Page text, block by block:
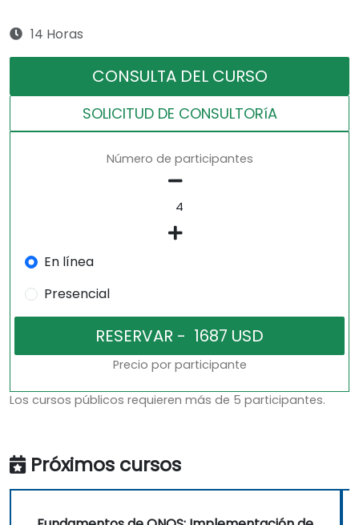
14 Horas
CONSULTA DEL CURSO
SOLICITUD DE CONSULTORíA
Número de participantes
En línea
Presencial
Precio por participante
Los cursos públicos requieren más de 5 participantes.
Próximos cursos